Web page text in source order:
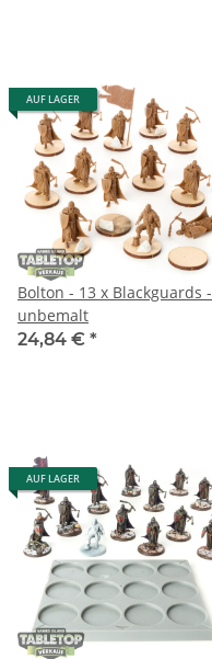
AUF LAGER
Bolton - 13 x Blackguards -
unbemalt
24,84 € *
AUF LAGER